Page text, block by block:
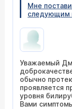
Мне
следующим
Жильбера
Уважаемый
обычно
проявляется
уровня
Вами